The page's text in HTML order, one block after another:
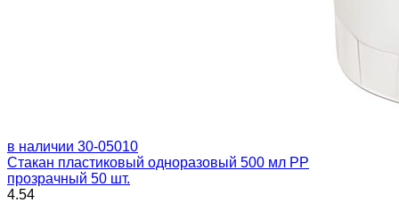
в наличии 30-05010
Стакан пластиковый одноразовый 500 мл PP
прозрачный 50 шт.
4.54